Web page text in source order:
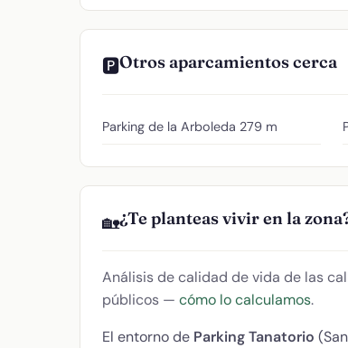
🅿️Otros aparcamientos cerca
Parking de la Arboleda 279 m
🏡¿Te planteas vivir en la
Análisis de calidad de vida de las
públicos — cómo lo calculamos.
El entorno de Parking Tanatorio